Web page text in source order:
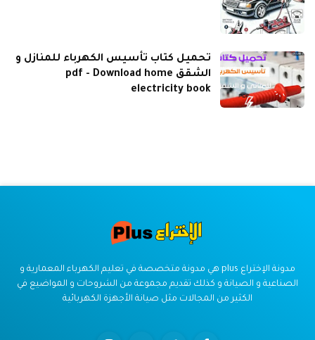
تحميل كتاب تأسيس الكهرباء للمنازل و
الشقق pdf - Download home
electricity book
مدونة الإختراع plus هي مدونة متخصصة في تعليم الكهرباء المعمارية و
الصناعية و الصيانة و كذلك تقديم مجموعة من الشروحات و المواضيع في
الكثير من المجالات مثل صيانة الأجهزة الكهربائية